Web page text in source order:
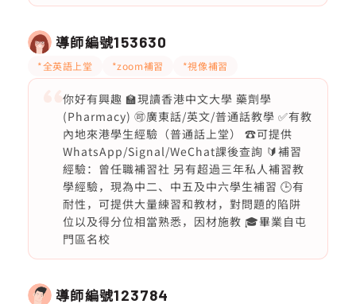
導師編號153630
*全英語上堂 *zoom補習 *視像補習
你好有興趣 🏫現讀香港中文大學 藥劑學
(Pharmacy) 🉑廣東話/英文/普通話教學 ✅有教
內地來港學生經驗（普通話上堂） ☎️可提供
WhatsApp/Signal/WeChat課後查詢 🔰補習
經驗：曾任職補習社 另有超過三年私人補習教
學經驗，現為中二、中五及中六學生補習 🕒有
耐性，可提供大量練習和教材，對問題的陷阱
位以及得分位相當熟悉，因材施教 🎓畢業自屯
門區名校
導師編號123784